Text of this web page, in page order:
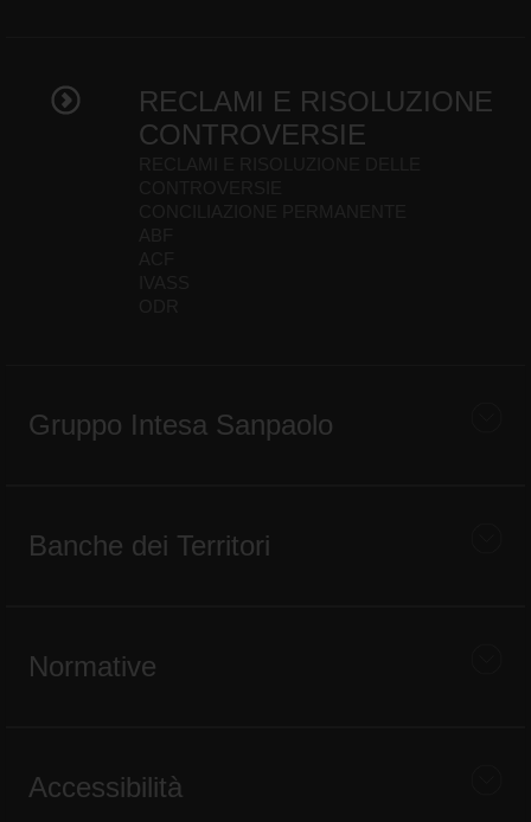
RECLAMI E RISOLUZIONE
CONTROVERSIE
Gruppo Intesa Sanpaolo
Banche dei Territori
Normative
Accessibilità